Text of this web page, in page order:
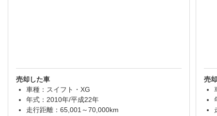
売却した車
車種：スイフト・XG
年式：2010年/平成22年
走行距離：65,001～70,000km
売